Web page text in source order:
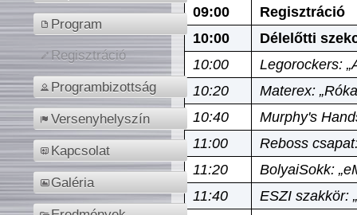
Program
Regisztráció
Programbizottság
Versenyhelyszín
Kapcsolat
Galéria
09:00
Regisztráció
10:00
Délelőtti
10:00
Legorockers:
10:20
Materex:
10:40
Murphy's
11:00
Reboss
11:20
BolyaiSokk:
11:40
ESZI szakkör: